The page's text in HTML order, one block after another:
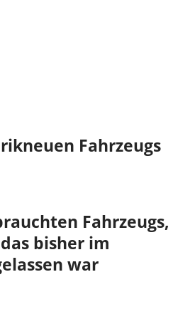
Fahrzeugs
Fahrzeugs,
bisher im
war